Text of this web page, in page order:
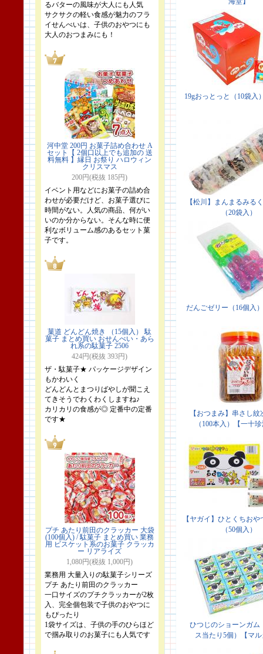
るバターの風味が大人にも人気
サクサクの軽い食感が魅力のフラ
イせんべいは、子供のおやつにも
大人のおつまみにも！
河中堂 200円 お菓子詰め合わせ A
セット【 2個口以上でも追加の 送
料無料 】縁日 お祭り ハロウィン
クリスマス
200円(税抜 185円)
イベント用などにお菓子の詰め合
わせが必要だけど、お菓子選びに
時間がない。人気の商品、何がい
いのか分からない。そんな時に便
利なボリューム感のあるセット菓
子です。
菓道 どんどん焼き （15個入） 駄
菓子 まとめ買い おせんべい・あら
れ系の駄菓子 2506
424円(税抜 393円)
ザ・駄菓子★ パッケージデザイン
もかわいく
どんどんとまつりばやしが聞こえ
てきそうでわくわくしますね♪
カリカリの食感が◎ 定番中の定番
です★
プチ あたり前田のクラッカー 大袋
(100個入) / 駄菓子 まとめ買い 業務
用 ビスケット系のお菓子 クラッカ
ー リアライズ
1,080円(税抜 1,000円)
業務用 大量入りの駄菓子シリーズ
プチ あたり前田のクラッカー
一口サイズのプチクラッカーが2枚
入、完全個包装で子供のおやつに
もぴったり
1袋サイズは、子供の手のひらほど
で掴み取りのお菓子にも人気です